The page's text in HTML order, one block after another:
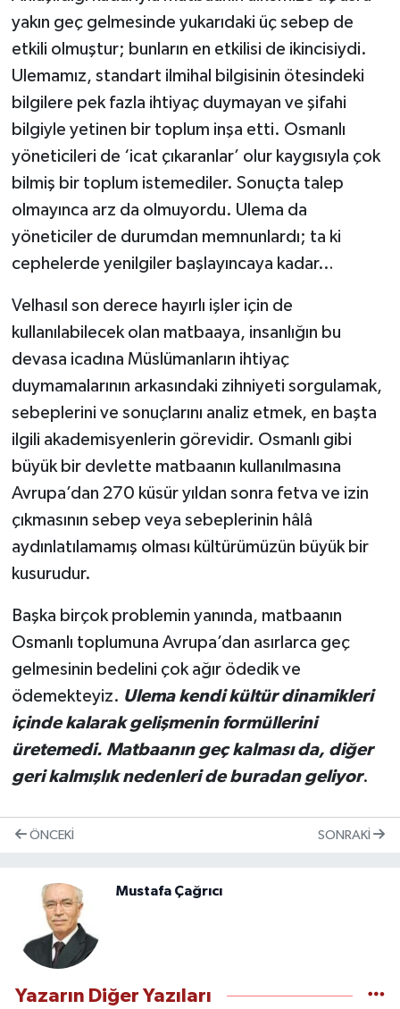
yakın geç gelmesinde yukarıdaki üç sebep de
etkili olmuştur; bunların en etkilisi de ikincisiydi.
Ulemamız, standart ilmihal bilgisinin ötesindeki
bilgilere pek fazla ihtiyaç duymayan ve şifahi
bilgiyle yetinen bir toplum inşa etti. Osmanlı
yöneticileri de ‘icat çıkaranlar’ olur kaygısıyla çok
bilmiş bir toplum istemediler. Sonuçta talep
olmayınca arz da olmuyordu. Ulema da
yöneticiler de durumdan memnunlardı; ta ki
cephelerde yenilgiler başlayıncaya kadar…
Velhasıl son derece hayırlı işler için de
kullanılabilecek olan matbaaya, insanlığın bu
devasa icadına Müslümanların ihtiyaç
duymamalarının arkasındaki zihniyeti sorgulamak,
sebeplerini ve sonuçlarını analiz etmek, en başta
ilgili akademisyenlerin görevidir. Osmanlı gibi
büyük bir devlette matbaanın kullanılmasına
Avrupa’dan 270 küsür yıldan sonra fetva ve izin
çıkmasının sebep veya sebeplerinin hâlâ
aydınlatılamamış olması kültürümüzün büyük bir
kusurudur.
Başka birçok problemin yanında, matbaanın
Osmanlı toplumuna Avrupa’dan asırlarca geç
gelmesinin bedelini çok ağır ödedik ve
ödemekteyiz. Ulema kendi kültür dinamikleri
içinde kalarak gelişmenin formüllerini
üretemedi. Matbaanın geç kalması da, diğer
geri kalmışlık nedenleri de buradan geliyor.
ÖNCEKI SONRAKI
Mustafa Çağrıcı
Yazarın Diğer Yazıları